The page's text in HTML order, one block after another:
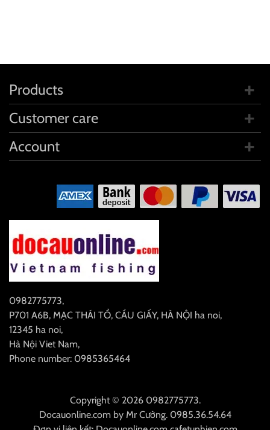
0982775773,
P701 A6B, MẠC THÁI TỔ, CẦU GIẤY, HÀ NỘI ha noi,
12345 ha noi,
Hà Nội Viet Nam,
Phone number: 0985365464
Products
Customer care
Account
Copyright © 2026 0982775773.
Docauonline.comby Mr Cường. 0985.36.54.64